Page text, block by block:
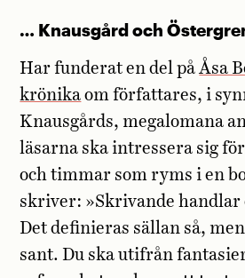
… Knausgård och
Har funderat en del påÅsa
krönika om författares, i
Knausgårds, megalomana
läsarna ska intressera sig
och timmar som ryms i en
skriver: »Skrivande handlar
Det definieras sällan så,
sant. Du ska utifrån